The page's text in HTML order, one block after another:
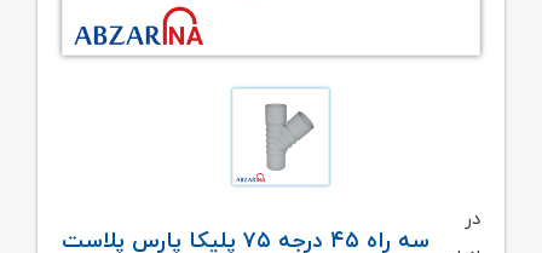
سه راه ۴۵ درجه ۷۵ پلیکا پارس پلاست
در